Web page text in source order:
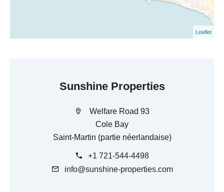
Leaflet
Sunshine Properties
Welfare Road 93
Cole Bay
Saint-Martin (partie néerlandaise)
+1 721-544-4498
info@sunshine-properties.com